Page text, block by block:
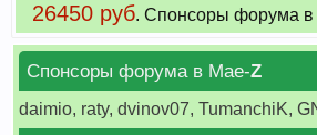
26450 руб. Cпонсоры форума
Спонсоры форума в Мае-Z
daimio, raty, dvinov07, TumanchiK,